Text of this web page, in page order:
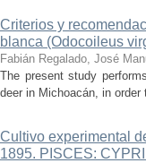
Criterios y
blanca (Odocoileus
Fabián Regalado, José
The present study
deer in Michoacán, in
Cultivo experimental
1895. PISCES: